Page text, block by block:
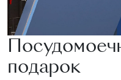
подарок